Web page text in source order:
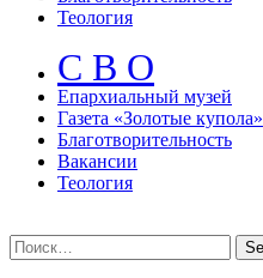
Теология
С В О
Епархиальный музeй
Газета «Золотые купола»
Благотворительность
Вакансии
Теология